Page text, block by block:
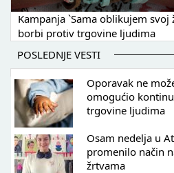
Kampanja `Sama oblikujem svoj
borbi protiv trgovine ljudima
POSLEDNJE VESTI
Oporavak ne
omogućio
trgovine ljudima
Osam nedelja u
promenilo način
žrtvama